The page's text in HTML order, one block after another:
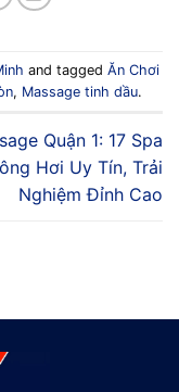
and tagged Ăn Chơi
, Massage tinh dầu.
Quận 1: 17 Spa
Hơi Uy Tín, Trải
Nghiệm Đỉnh Cao